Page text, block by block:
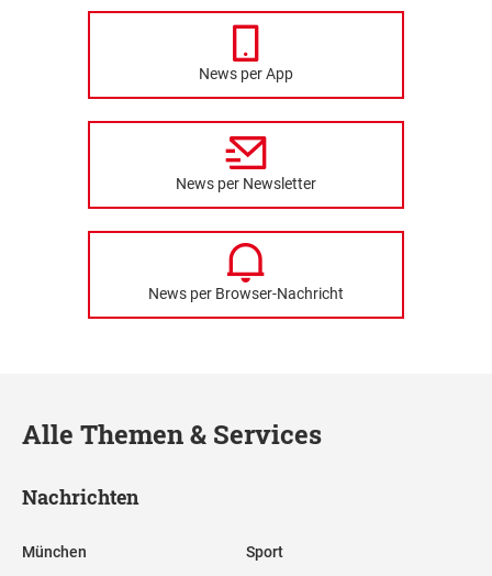
News per App
News per Newsletter
News per Browser-Nachricht
Alle Themen & Services
Nachrichten
München Sport